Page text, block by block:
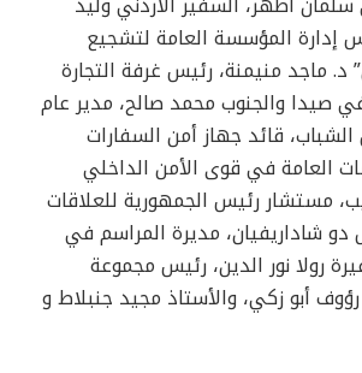
إدارة المؤسسة العامة لتشجيع
د. ماجد منيمنة، رئيس غرفة التجارة
في صيدا والجنوب محمد صالح، مدير عام
الشباب، قائد جهاز أمن السفارات
العامة في قوى الأمن الداخلي
مستشار رئيس الجمهورية للعلاقات
دو شاداريفيان، مديرة المراسم في
رولا نور الدين، رئيس مجموعة
أبو زكي، والأستاذ مجيد جنبلاط و